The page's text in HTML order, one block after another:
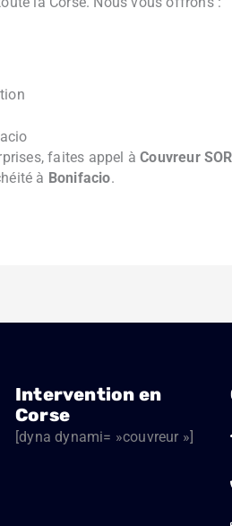
faites appel àCouvreur
à Bonifacio.
Intervention en
Corse
[dyna dynami= »couvreur »]